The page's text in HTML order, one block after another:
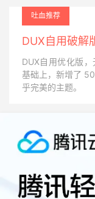
吐血推荐
DUX自用破解
DUX自用优化版
基础上，新增了
乎完美的主题。